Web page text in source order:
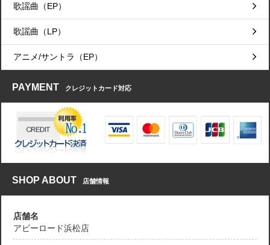
歌謡曲（EP）
歌謡曲（LP）
アニメ/サントラ（EP）
PAYMENT クレジットカード対応
SHOP ABOUT 店舗情報
店舗名
アビーロード浜松店